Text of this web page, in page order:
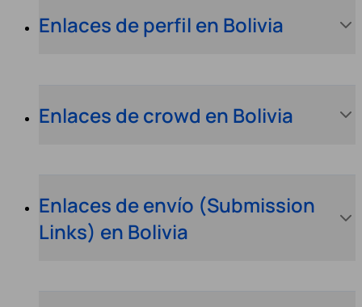
Enlaces de perfil en Bolivia
Enlaces de crowd en Bolivia
Enlaces de envío (Submission
Links) en Bolivia